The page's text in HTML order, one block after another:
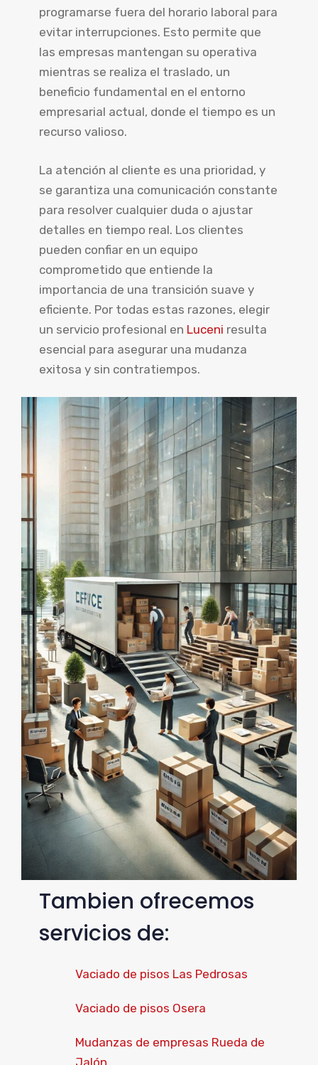
programarse fuera del horario laboral para
evitar interrupciones. Esto permite que
las empresas mantengan su operativa
mientras se realiza el traslado, un
beneficio fundamental en el entorno
empresarial actual, donde el tiempo es un
recurso valioso.
La atención al cliente es una prioridad, y
se garantiza una comunicación constante
para resolver cualquier duda o ajustar
detalles en tiempo real. Los clientes
pueden confiar en un equipo
comprometido que entiende la
importancia de una transición suave y
eficiente. Por todas estas razones, elegir
un servicio profesional en Luceni resulta
esencial para asegurar una mudanza
exitosa y sin contratiempos.
Tambien ofrecemos
servicios de:
Vaciado de pisos Las Pedrosas
Vaciado de pisos Osera
Mudanzas de empresas Rueda de